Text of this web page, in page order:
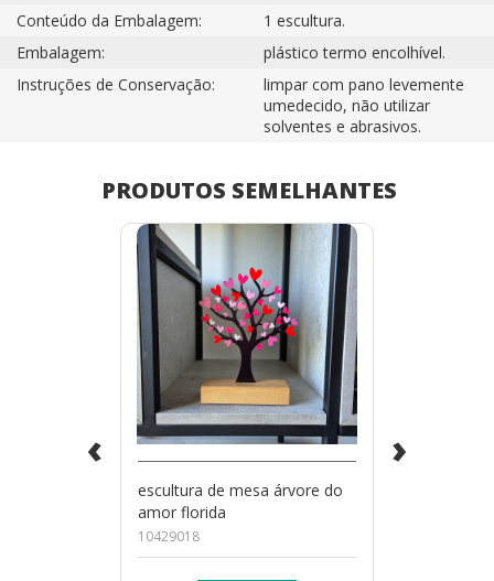
Conteúdo da Embalagem:
1 escultura.
Embalagem:
plástico termo encolhível.
Instruções de Conservação:
limpar com pano levemente
umedecido, não utilizar
solventes e abrasivos.
PRODUTOS SEMELHANTES
escultura de mesa árvore do
amor florida
10429018
‹ ›